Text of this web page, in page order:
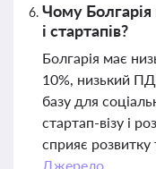
Чому
і стартапів?
Болгарія має
10%, низький
базу для
стартап-візу і
сприяє розвитку
Джерело